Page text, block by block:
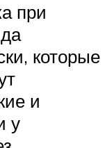
при
которые
и
у